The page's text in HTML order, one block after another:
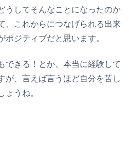
うしてそんなことになったのか
、これからにつなげられる出来
ジティブだと思います。
できる！とか、本当に経験して
が、言えば言うほど自分を苦し
ょうね。